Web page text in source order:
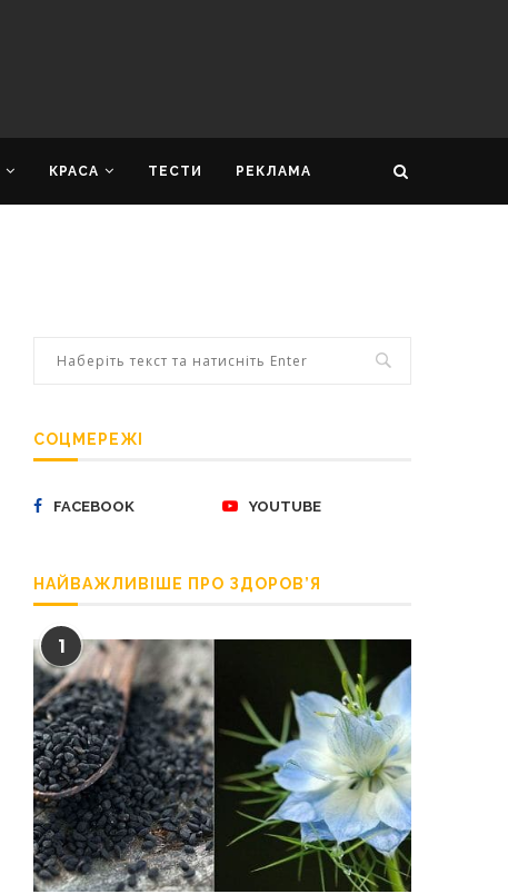
КРАСА ТЕСТИ РЕКЛАМА
СОЦМЕРЕЖІ
FACEBOOK YOUTUBE
НАЙВАЖЛИВІШЕ ПРО ЗДОРОВ’Я
1